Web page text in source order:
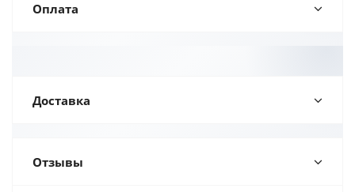
Оплата
Доставка
Отзывы